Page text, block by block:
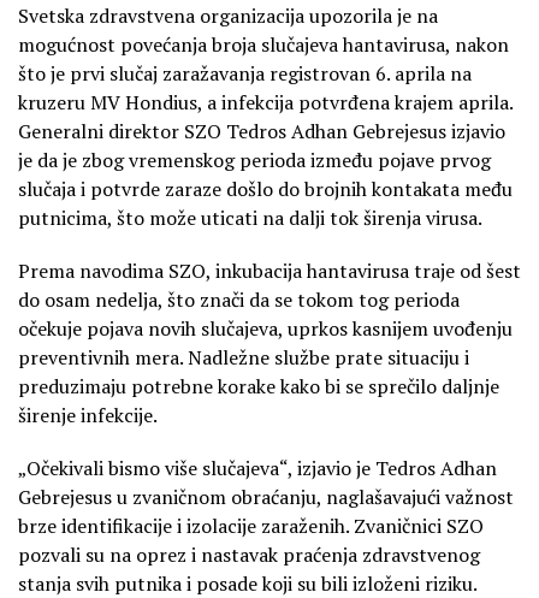
Svetska zdravstvena organizacija upozorila je na
mogućnost povećanja broja slučajeva hantavirusa, nakon
što je prvi slučaj zaražavanja registrovan 6. aprila na
kruzeru MV Hondius, a infekcija potvrđena krajem aprila.
Generalni direktor SZO Tedros Adhan Gebrejesus izjavio
je da je zbog vremenskog perioda između pojave prvog
slučaja i potvrde zaraze došlo do brojnih kontakata među
putnicima, što može uticati na dalji tok širenja virusa.
Prema navodima SZO, inkubacija hantavirusa traje od šest
do osam nedelja, što znači da se tokom tog perioda
očekuje pojava novih slučajeva, uprkos kasnijem uvođenju
preventivnih mera. Nadležne službe prate situaciju i
preduzimaju potrebne korake kako bi se sprečilo daljnje
širenje infekcije.
„Očekivali bismo više slučajeva“, izjavio je Tedros Adhan
Gebrejesus u zvaničnom obraćanju, naglašavajući važnost
brze identifikacije i izolacije zaraženih. Zvaničnici SZO
pozvali su na oprez i nastavak praćenja zdravstvenog
stanja svih putnika i posade koji su bili izloženi riziku.